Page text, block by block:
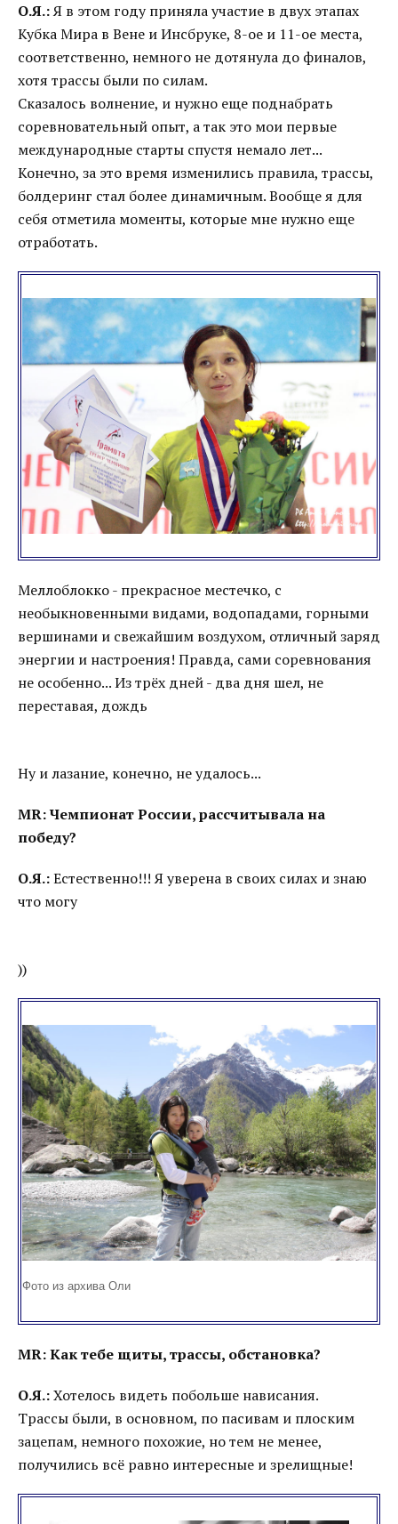
О.Я.:Я в этом году приняла участие в двух этапах
Кубка Мира в Вене и Инсбруке, 8-ое и 11-ое места,
соответственно, немного не дотянула до финалов,
хотя трассы были по силам.
Сказалось волнение, и нужно еще поднабрать
соревновательный опыт, а так это мои первые
международные старты спустя немало лет...
Конечно, за это время изменились правила, трассы,
болдеринг стал более динамичным. Вообще я для
себя отметила моменты, которые мне нужно еще
отработать.
Меллоблокко - прекрасное местечко, с
необыкновенными видами, водопадами, горными
вершинами и свежайшим воздухом, отличный заряд
энергии и настроения! Правда, сами соревнования
не особенно... Из трёх дней - два дня шел, не
переставая, дождь
Ну и лазание, конечно, не удалось...
MR: Чемпионат России, рассчитывала на
победу?
О.Я.:Естественно!!! Я уверена в своих силах и знаю
что могу
))
Фото из архива Оли
MR: Как тебе щиты, трассы, обстановка?
О.Я.:Хотелось видеть побольше нависания.
Трассы были, в основном, по пасивам и плоским
зацепам, немного похожие, но тем не менее,
получились всё равно интересные и зрелищные!